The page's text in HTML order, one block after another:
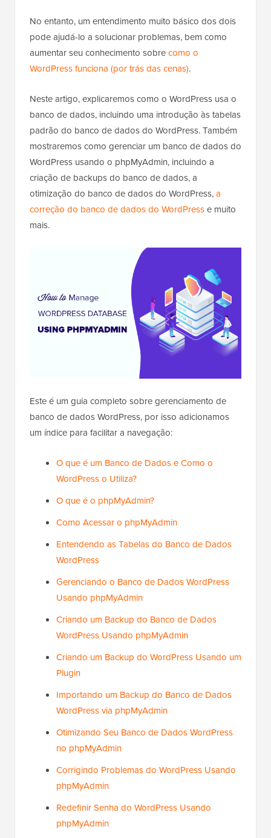
No entanto, um entendimento muito básico dos dois
pode ajudá-lo a solucionar problemas, bem como
aumentar seu conhecimento sobrecomo o
WordPress funciona (por trás das cenas).
Neste artigo, explicaremos como o WordPress usa o
banco de dados, incluindo uma introdução às tabelas
padrão do banco de dados do WordPress. Também
mostraremos como gerenciar um banco de dados do
WordPress usando o phpMyAdmin, incluindo a
criação de backups do banco de dados, a
otimização do banco de dados do WordPress,a
correção do banco de dados do WordPresse muito
mais.
Este é um guia completo sobre gerenciamento de
banco de dados WordPress, por isso adicionamos
um índice para facilitar a navegação:
O que é um Banco de Dados e Como o
WordPress o Utiliza?
O que é o phpMyAdmin?
Como Acessar o phpMyAdmin
Entendendo as Tabelas do Banco de Dados
WordPress
Gerenciando o Banco de Dados WordPress
Usando phpMyAdmin
Criando um Backup do Banco de Dados
WordPress Usando phpMyAdmin
Criando um Backup do WordPress Usando um
Plugin
Importando um Backup do Banco de Dados
WordPress via phpMyAdmin
Otimizando Seu Banco de Dados WordPress
no phpMyAdmin
Corrigindo Problemas do WordPress Usando
phpMyAdmin
Redefinir Senha do WordPress Usando
phpMyAdmin